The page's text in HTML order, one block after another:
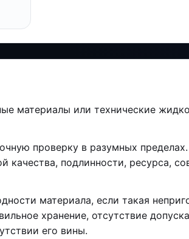
материалы или технические
проверку в разумных
качества, подлинности, ресурса,
материала, если такая
хранение, отсутствие
его вины.